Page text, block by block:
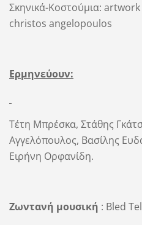
Σκηνικά-Κοστούμια: artwork
christos angelopoulos
Ερμηνεύουν:
Τέτη Μπρέσκα, Στάθης
Αγγελόπουλος, Βασίλης
Ειρήνη Ορφανίδη.
Ζωντανή μουσική : Βled T